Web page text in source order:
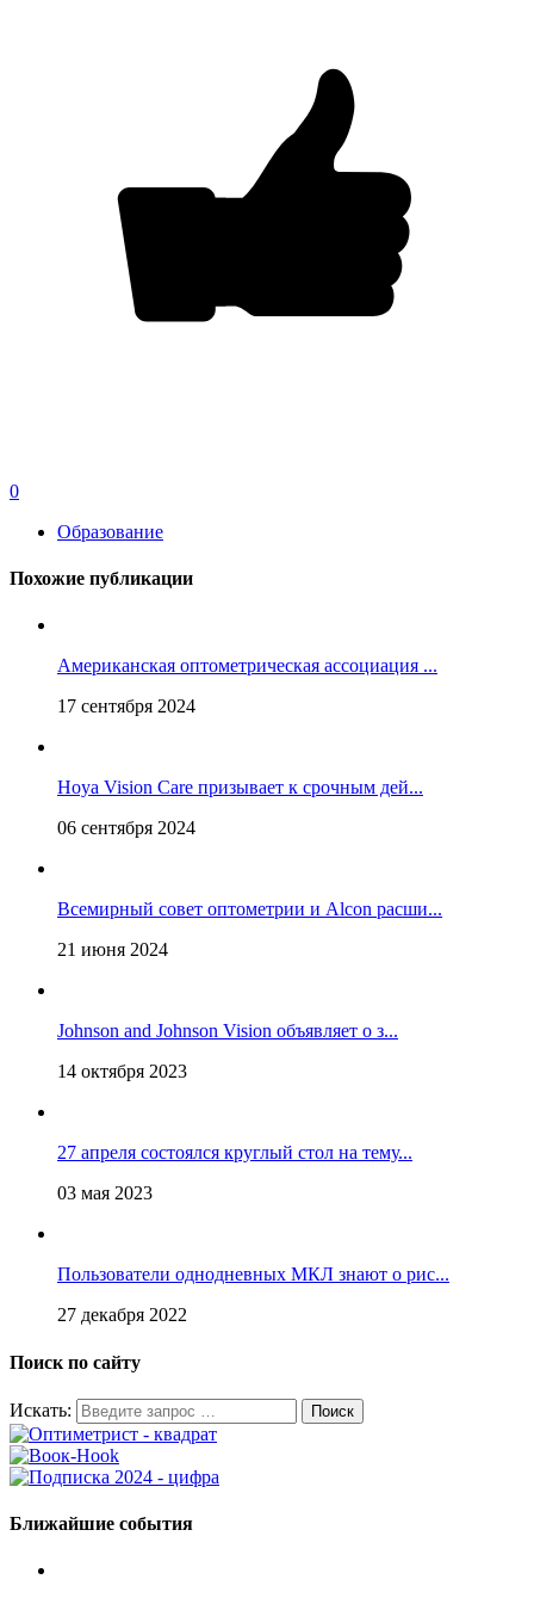
0
Образование
Похожие публикации
Американская оптометрическая ассоциация ...
17 сентября 2024
Hoya Vision Care призывает к срочным дей...
06 сентября 2024
Всемирный совет оптометрии и Alcon расши...
21 июня 2024
Johnson and Johnson Vision объявляет о з...
14 октября 2023
27 апреля состоялся круглый стол на тему...
03 мая 2023
Пользователи однодневных МКЛ знают о рис...
27 декабря 2022
Поиск по сайту
Искать:
Ближайшие события